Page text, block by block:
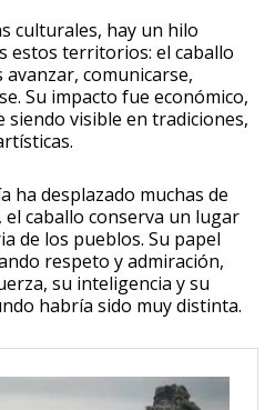
culturales, hay un hilo
estos territorios: el caballo
comunicarse,
Su impacto fue económico,
siendo visible en tradiciones,
ha desplazado muchas de
caballo conserva un lugar
de los pueblos. Su papel
respeto y admiración,
su inteligencia y su
habría sido muy distinta.